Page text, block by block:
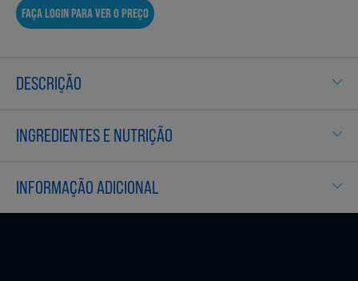
Frutas e Legumes
FAÇA LOGIN PARA VER O PREÇO
DESCRIÇÃO
INGREDIENTES E NUTRIÇÃO
INFORMAÇÃO ADICIONAL